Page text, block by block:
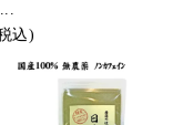
込)